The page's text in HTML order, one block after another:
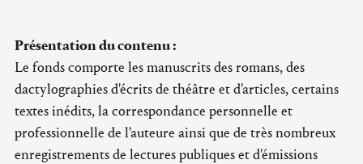
Présentation du contenu :
Le fonds comporte les manuscrits des romans, des
dactylographies d'écrits de théâtre et d'articles, certains
textes inédits, la correspondance personnelle et
professionnelle de l'auteure ainsi que de très nombreux
enregistrements de lectures publiques et d'émissions